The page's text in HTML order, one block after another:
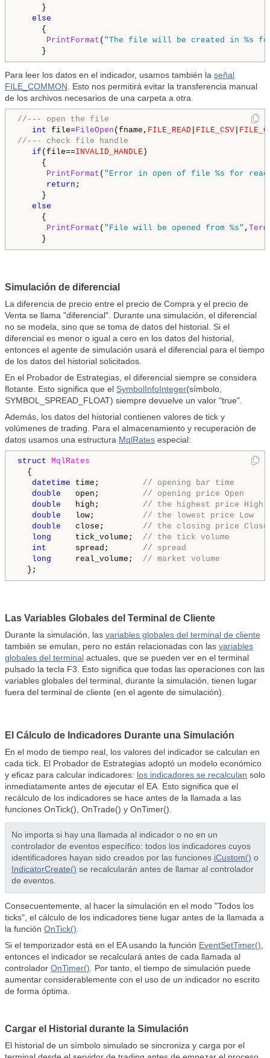
}
else
{
PrintFormat ( "The file will be created in %s
}
Para leer los datos en el indicador, usamos también la señal
FILE_COMMON . Esto nos permitirá evitar la transferencia manual
de los archivos necesarios de una carpeta a otra.
//--- open the file
int file=FileOpen (fname, FILE_READ FILE_CSV
//--- check file handle
if (file==INVALID_HANDLE )
{
PrintFormat ( "Error in open of file %s for
return ;
}
else
{
PrintFormat ( "File will be opened from %s" ,
}
Simulación de diferencial
La diferencia de precio entre el precio de Compra y el precio de
Venta se llama "diferencial". Durante una simulación, el diferencial
no se modela, sino que se toma de datos del historial. Si el
diferencial es menor o igual a cero en los datos del historial,
entonces el agente de simulación usará el diferencial para el tiempo
de los datos del historial solicitados.
En el Probador de Estrategias, el diferencial siempre se considera
flotante. Esto significa que el SymbolInfoInteger(símbolo,
SYMBOL_SPREAD_FLOAT) siempre devuelve un valor "true".
Además, los datos del historial contienen valores de tick y
volúmenes de trading. Para el almacenamiento y recuperación de
datos usamos una estructura MqlRates especial:
struct MqlRates
{
datetime time; // opening bar time
double open; // opening price Open
double high; // the highest price High
double low; // the lowest price Low
double close; // the closing price Close
long tick_volume; // the tick volume
int spread; // spread
long real_volume; // market volume
};
Las Variables Globales del Terminal de Cliente
Durante la simulación, las variables globales del terminal de cliente
también se emulan, pero no están relacionadas con las variables
globales del terminal actuales, que se pueden ver en el terminal
pulsado la tecla F3. Esto significa que todas las operaciones con las
variables globales del terminal, durante la simulación, tienen lugar
fuera del terminal de cliente (en el agente de simulación).
El Cálculo de Indicadores Durante una Simulación
En el modo de tiempo real, los valores del indicador se calculan en
cada tick. El Probador de Estrategias adoptó un modelo económico
y eficaz para calcular indicadores: los indicadores se recalculan solo
inmediatamente antes de ejecutar el EA. Esto significa que el
recálculo de los indicadores se hace antes de la llamada a las
funciones OnTick(), OnTrade() y OnTimer().
No importa si hay una llamada al indicador o no en un
controlador de eventos específico: todos los indicadores cuyos
identificadores hayan sido creados por las funciones iCustom() o
IndicatorCreate() se recalcularán antes de llamar al controlador
de eventos.
Consecuentemente, al hacer la simulación en el modo "Todos los
ticks", el cálculo de los indicadores tiene lugar antes de la llamada a
la función OnTick()
Si el temporizador está en el EA usando la función EventSetTimer()
entonces el indicador se recalculará antes de cada llamada al
controlador OnTimer() . Por tanto, el tiempo de simulación puede
aumentar considerablemente con el uso de un indicador no escrito
de forma óptima.
Cargar el Historial durante la Simulación
El historial de un símbolo simulado se sincroniza y carga por el